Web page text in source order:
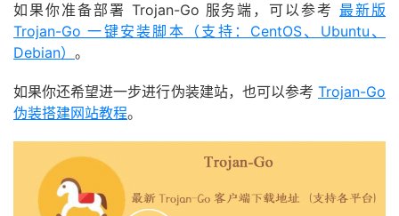
如果你准备部署 Trojan-Go 服务端，可以参考最新版
Trojan-Go 一键安装脚本（支持：CentOS、Ubuntu、
Debian） 。
如果你还希望进一步进行伪装建站，也可以参考 Trojan-Go
伪装搭建网站教程。